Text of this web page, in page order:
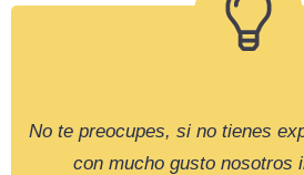
No te preocupes, si no tienes
con mucho gusto nosotros